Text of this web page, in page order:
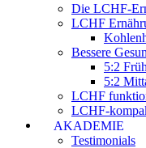
Die LCHF-
LCHF
Bessere
5:2
5:2
LCHF
LCHF-
AKADEMIE
Testimonials